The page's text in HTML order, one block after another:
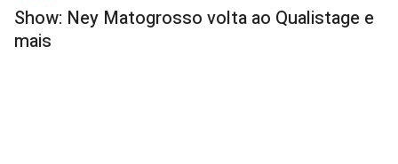
Show: Ney Matogrosso volta ao Qualistage e
mais